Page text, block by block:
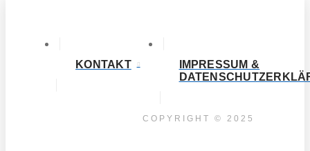
KONTAKT
IMPRESSUM &
COPYRIGHT © 2025